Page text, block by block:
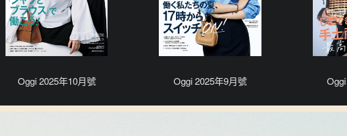
Oggi 2025年10月號 Oggi 2025年9月號